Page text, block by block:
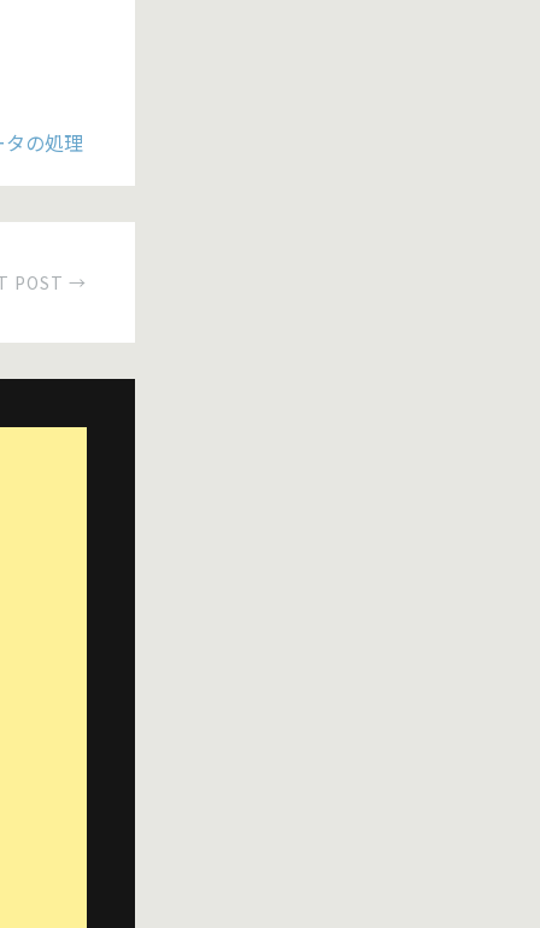
の処理
POST →